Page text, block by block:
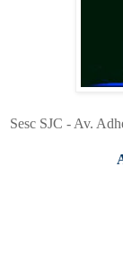
Sesc SJC - Av.